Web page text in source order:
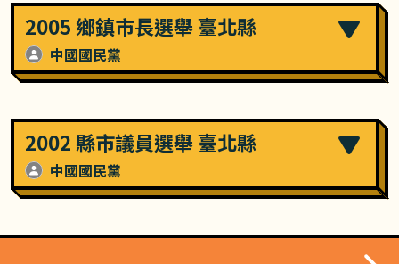
2005 鄉鎮市長選舉 臺北縣
中國國民黨
2002 縣市議員選舉 臺北縣
中國國民黨